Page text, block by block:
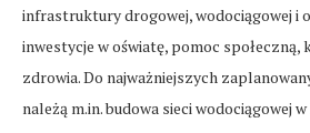
infrastruktury drogowej, wodociągowej i
inwestycje w oświatę, pomoc
zdrowia. Do najważniejszych
należą m.in. budowa sieci wodociągowej